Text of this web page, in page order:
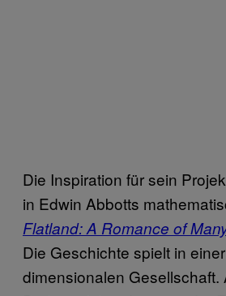
Die Inspiration für sein
in Edwin Abbotts
Flatland: A Romance of
Die Geschichte spielt in
dimensionalen Gesellschaft.